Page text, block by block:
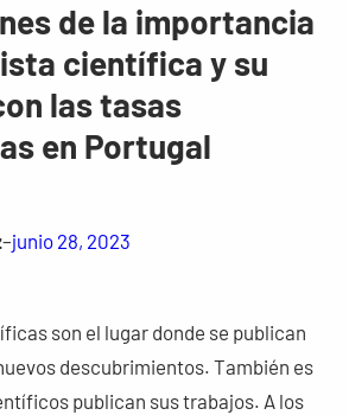
de la importancia
científica y su
las tasas
en Portugal
–junio 28, 2023
son el lugar donde se publican
descubrimientos. También es
publican sus trabajos. A los